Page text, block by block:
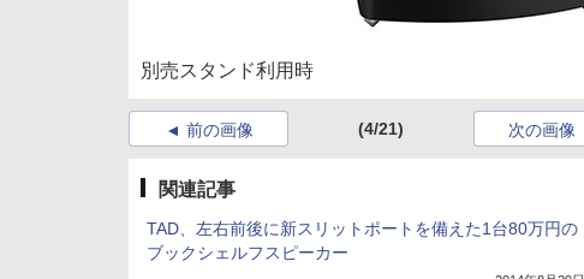
別売スタンド利用時
前の画像 (4/21) 次の画像
関連記事
TAD、左右前後に新スリットポートを備えた1台80万円の
ブックシェルフスピーカー